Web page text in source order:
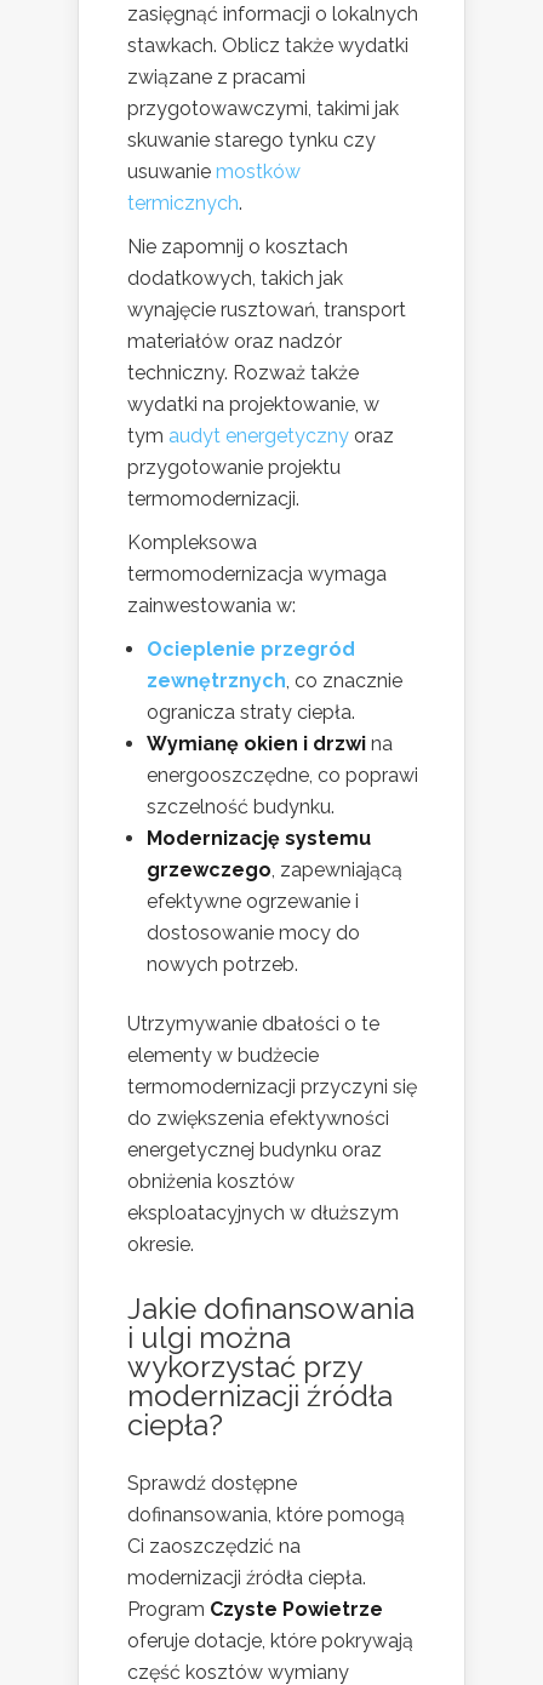
zasięgnąć informacji o lokalnych
stawkach. Oblicz także wydatki
związane z pracami
przygotowawczymi, takimi jak
skuwanie starego tynku czy
usuwanie mostków
termicznych.
Nie zapomnij o kosztach
dodatkowych, takich jak
wynajęcie rusztowań, transport
materiałów oraz nadzór
techniczny. Rozważ także
wydatki na projektowanie, w
tym audyt energetyczny oraz
przygotowanie projektu
termomodernizacji.
Kompleksowa
termomodernizacja wymaga
zainwestowania w:
Ocieplenie przegród
zewnętrznych , co znacznie
ogranicza straty ciepła.
Wymianę okien i drzwi na
energooszczędne, co poprawi
szczelność budynku.
Modernizację systemu
grzewczego , zapewniającą
efektywne ogrzewanie i
dostosowanie mocy do
nowych potrzeb.
Utrzymywanie dbałości o te
elementy w budżecie
termomodernizacji przyczyni się
do zwiększenia efektywności
energetycznej budynku oraz
obniżenia kosztów
eksploatacyjnych w dłuższym
okresie.
Jakie dofinansowania
i ulgi można
wykorzystać przy
modernizacji źródła
ciepła?
Sprawdź dostępne
dofinansowania, które pomogą
Ci zaoszczędzić na
modernizacji źródła ciepła.
Program Czyste Powietrze
oferuje dotacje, które pokrywają
część kosztów wymiany